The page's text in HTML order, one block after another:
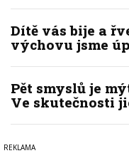
Dítě vás bije a
výchovu jsme
Pět smyslů je
Ve skutečnosti